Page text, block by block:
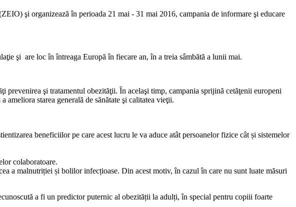
şi organizează în perioada 21 mai - 31 mai 2016, campania de informare şi educare
şi are loc în întreaga Europă în fiecare an, în a treia sâmbătă a lunii mai.
şi tratamentul obezităţii. Ȋn acelaşi timp, campania sprijină cetăţenii europeni
starea generală de sănătate şi calitatea vieţii.
beneficiilor pe care acest lucru le va aduce atât persoanelor fizice cât și sistemelor
colaboratoare.
a malnutriției și bolilor infecțioase. Din acest motiv, în cazul în care nu sunt luate măsuri
a fi un predictor puternic al obezității la adulți, în special pentru copiii foarte